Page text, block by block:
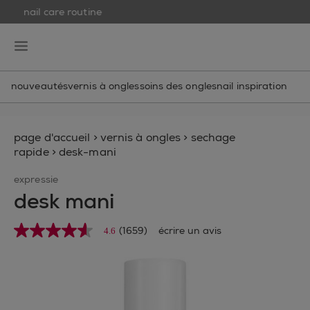
nail care routine
nouveautésvernis à onglessoins des onglesnail inspiration
page d'accueil > vernis à ongles > sechage
rapide > desk-mani
expressie
desk mani
4.6 4.6 (1659) écrire un avis